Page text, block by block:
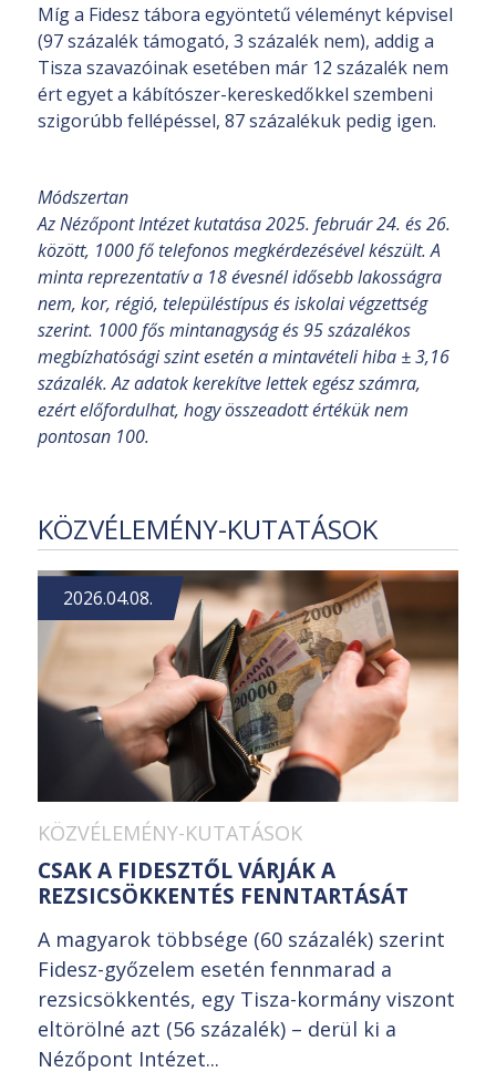
Míg a Fidesz tábora egyöntetű véleményt képvisel
(97 százalék támogató, 3 százalék nem), addig a
Tisza szavazóinak esetében már 12 százalék nem
ért egyet a kábítószer-kereskedőkkel szembeni
szigorúbb fellépéssel, 87 százalékuk pedig igen.
Módszertan
Az Nézőpont Intézet kutatása 2025. február 24. és 26.
között, 1000 fő telefonos megkérdezésével készült. A
minta reprezentatív a 18 évesnél idősebb lakosságra
nem, kor, régió, településtípus és iskolai végzettség
szerint. 1000 fős mintanagyság és 95 százalékos
megbízhatósági szint esetén a mintavételi hiba ± 3,16
százalék. Az adatok kerekítve lettek egész számra,
ezért előfordulhat, hogy összeadott értékük nem
pontosan 100.
KÖZVÉLEMÉNY-KUTATÁSOK
2026.04.08.
KÖZVÉLEMÉNY-KUTATÁSOK
CSAK A FIDESZTŐL VÁRJÁK A
REZSICSÖKKENTÉS FENNTARTÁSÁT
A magyarok többsége (60 százalék) szerint
Fidesz-győzelem esetén fennmarad a
rezsicsökkentés, egy Tisza-kormány viszont
eltörölné azt (56 százalék) – derül ki a
Nézőpont Intézet...